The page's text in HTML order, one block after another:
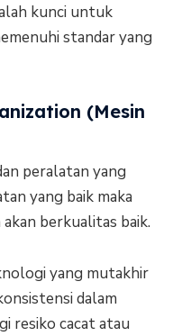
kunci untuk
standar yang
(Mesin
peralatan yang
yang baik maka
berkualitas baik.
yang mutakhir
dalam
resiko cacat atau